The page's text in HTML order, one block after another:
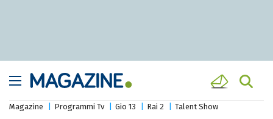
Magazine Programmi Tv Gio 13 Rai 2 Talent Show